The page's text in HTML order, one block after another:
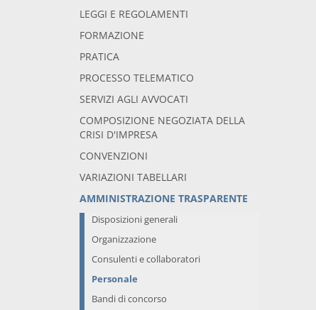
LEGGI E REGOLAMENTI
FORMAZIONE
PRATICA
PROCESSO TELEMATICO
SERVIZI AGLI AVVOCATI
COMPOSIZIONE NEGOZIATA DELLA
CRISI D'IMPRESA
CONVENZIONI
VARIAZIONI TABELLARI
AMMINISTRAZIONE TRASPARENTE
Disposizioni generali
Organizzazione
Consulenti e collaboratori
Personale
Bandi di concorso